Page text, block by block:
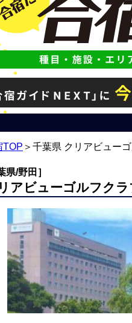
TOP ＞ 千葉県 クリアビュー
県/野田］
アビューゴルフク